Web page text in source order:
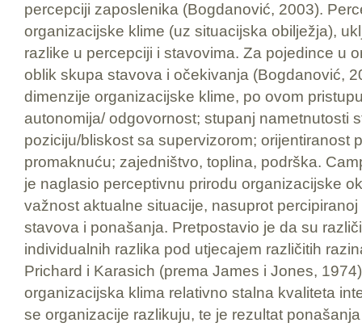
percepciji zaposlenika (Bogdanović, 2003).
organizacijske klime (uz situacijska obilježja),
razlike u percepciji i stavovima. Za pojedince u
oblik skupa stavova i očekivanja (Bogdanović,
dimenzije organizacijske klime, po ovom
autonomija/ odgovornost; stupanj nametnutosti
poziciju/bliskost sa supervizorom; orijentiranost
promaknuću; zajedništvo, toplina, podrška.
je naglasio perceptivnu prirodu organizacijske
važnost aktualne situacije, nasuprot
stavova i ponašanja. Pretpostavio je da su
individualnih razlika pod utjecajem različitih
Prichard i Karasich (prema James i Jones,
organizacijska klima relativno stalna kvaliteta
se organizacije razlikuju, te je rezultat